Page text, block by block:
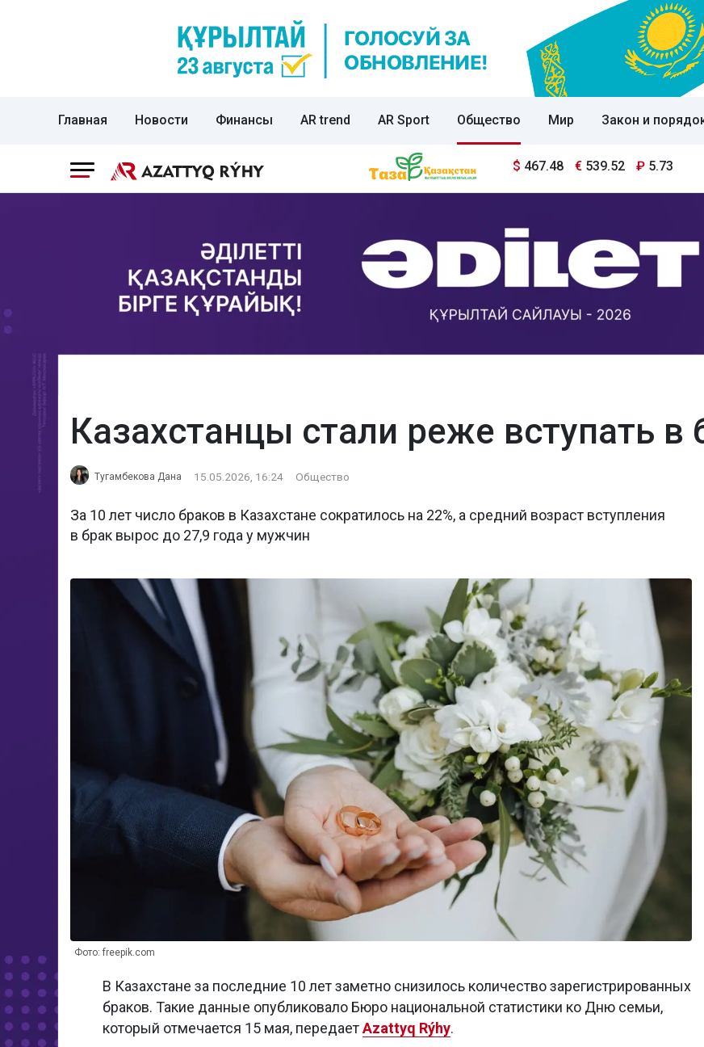
Главная Новости Финансы AR trend AR Sport Общество Мир Закон и
$ 467.48 € 539.52 ₽ 5.73
Казахстанцы стали реже вступать в
Тугамбекова Дана 15.05.2026, 16:24 Общество
За 10 лет число браков в Казахстане сократилось на 22%, а средний возраст вступления
в брак вырос до 27,9 года у мужчин
Фото: freepik.com
В Казахстане за последние 10 лет заметно снизилось количество зарегистрированных
браков. Такие данные опубликовало Бюро национальной статистики ко Дню семьи,
который отмечается 15 мая, передаетAzattyq Rýhy.